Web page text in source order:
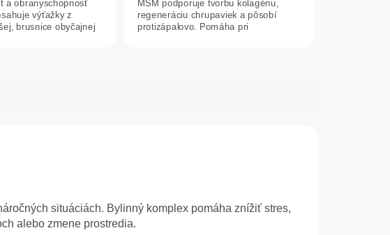
a obranyschopnosť
výťažky z
brusnice obyčajnej
MSM podporuje tvorbu kolagénu,
regeneráciu chrupaviek a pôsobí
protizápalovo. Pomáha pri
situáciách. Bylinný komplex pomáha znížiť stres,
alebo zmene prostredia.